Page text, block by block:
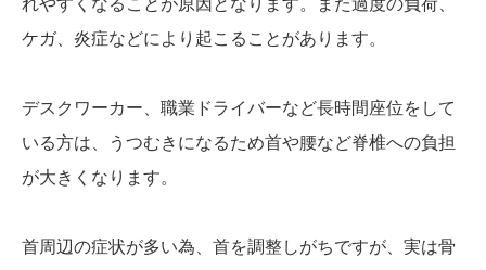
ケガ、炎症などにより起こることがあります。
デスクワーカー、職業ドライバーなど長時間座位をして
いる方は、うつむきになるため首や腰など脊椎への負担
が大きくなります。
首周辺の症状が多い為、首を調整しがちですが、実は骨